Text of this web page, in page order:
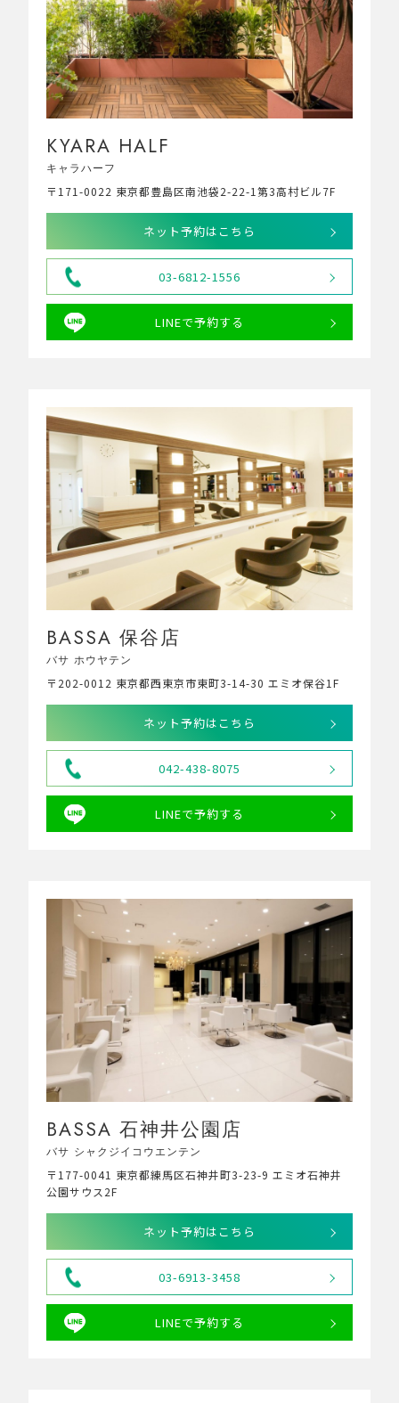
KYARA HALF
キャラハーフ
〒171-0022 東京都豊島区南池袋2-22-1第3高村ビル7F
ネット予約はこちら
03-6812-1556
LINEで予約する
BASSA 保谷店
バサ ホウヤテン
〒202-0012 東京都西東京市東町3-14-30 エミオ保谷1F
ネット予約はこちら
042-438-8075
LINEで予約する
BASSA 石神井公園店
バサ シャクジイコウエンテン
〒177-0041 東京都練馬区石神井町3-23-9 エミオ石神井
公園サウス2F
ネット予約はこちら
03-6913-3458
LINEで予約する